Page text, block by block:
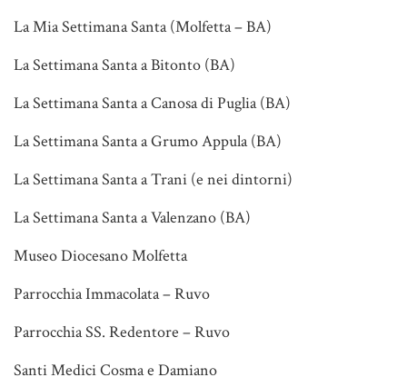
La Mia Settimana Santa (Molfetta – BA)
La Settimana Santa a Bitonto (BA)
La Settimana Santa a Canosa di Puglia (BA)
La Settimana Santa a Grumo Appula (BA)
La Settimana Santa a Trani (e nei dintorni)
La Settimana Santa a Valenzano (BA)
Museo Diocesano Molfetta
Parrocchia Immacolata – Ruvo
Parrocchia SS. Redentore – Ruvo
Santi Medici Cosma e Damiano